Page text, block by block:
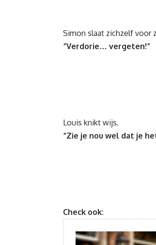
Simon slaat zichzelf voor
“Verdorie… vergeten!”
Louis knikt wijs.
“Zie je nou wel dat je
Check ook: